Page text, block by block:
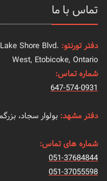
تماس با ما
دفتر تورنتو: Shore Blvd.
West, Etobicoke, Ontario
شماره تماس:
647-574-0931
دفتر مشهد: بولوار سجاد،
شماره های تماس:
051-37684844
051-37055598